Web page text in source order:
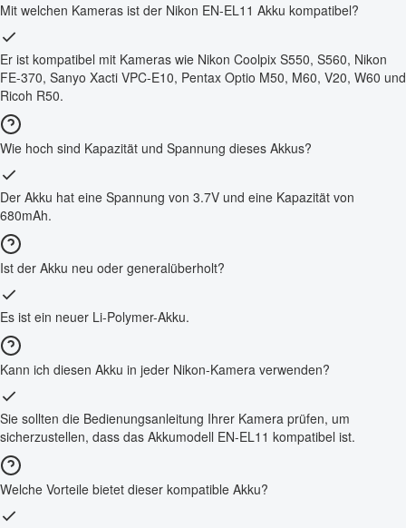
Mit welchen Kameras ist der Nikon EN-EL11 Akku kompatibel?
Er ist kompatibel mit Kameras wie Nikon Coolpix S550, S560, Nikon
FE-370, Sanyo Xacti VPC-E10, Pentax Optio M50, M60, V20, W60 und
Ricoh R50.
Wie hoch sind Kapazität und Spannung dieses Akkus?
Der Akku hat eine Spannung von 3.7V und eine Kapazität von
680mAh.
Ist der Akku neu oder generalüberholt?
Es ist ein neuer Li-Polymer-Akku.
Kann ich diesen Akku in jeder Nikon-Kamera verwenden?
Sie sollten die Bedienungsanleitung Ihrer Kamera prüfen, um
sicherzustellen, dass das Akkumodell EN-EL11 kompatibel ist.
Welche Vorteile bietet dieser kompatible Akku?